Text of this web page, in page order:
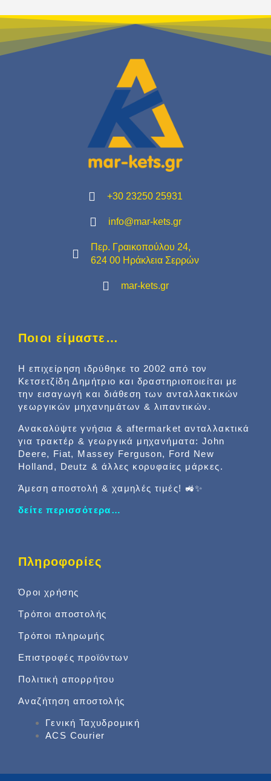
+30 23250 25931
info@mar-kets.gr
Περ. Γραικοπούλου 24,
624 00 Ηράκλεια Σερρών
mar-kets.gr
Ποιοι είμαστε…
Η επιχείρηση ιδρύθηκε το 2002 από τον
Κετσετζίδη Δημήτριο και δραστηριοποιείται με
την εισαγωγή και διάθεση των ανταλλακτικών
γεωργικών μηχανημάτων & λιπαντικών.
Ανακαλύψτε γνήσια & aftermarket ανταλλακτικά
για τρακτέρ & γεωργικά μηχανήματα: John
Deere, Fiat, Massey Ferguson, Ford New
Holland, Deutz & άλλες κορυφαίες μάρκες.
Άμεση αποστολή & χαμηλές τιμές! 🚜✨
δείτε περισσότερα…
Πληροφορίες
Όροι χρήσης
Τρόποι αποστολής
Τρόποι πληρωμής
Επιστροφές προϊόντων
Πολιτική απορρήτου
Αναζήτηση αποστολής
Γενική Ταχυδρομική
ACS Courier